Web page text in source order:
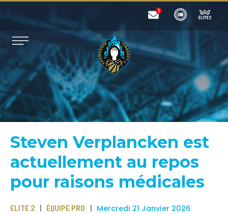
Steven Verplancken est
actuellement au repos
pour raisons médicales
ELITE 2 ÉQUIPE PRO
Mercredi 21 Janvier 2026